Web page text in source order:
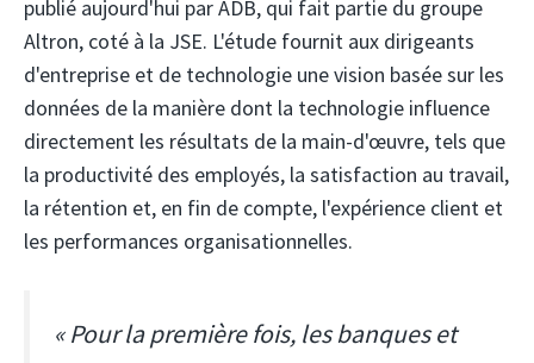
publié aujourd'hui par ADB, qui fait partie du groupe
Altron, coté à la JSE. L'étude fournit aux dirigeants
d'entreprise et de technologie une vision basée sur les
données de la manière dont la technologie influence
directement les résultats de la main-d'œuvre, tels que
la productivité des employés, la satisfaction au travail,
la rétention et, en fin de compte, l'expérience client et
les performances organisationnelles.
« Pour la première fois, les banques et